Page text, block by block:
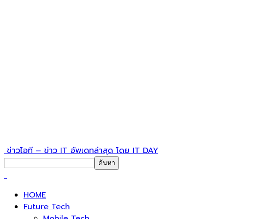
ข่าวไอที – ข่าว IT อัพเดทล่าสุด โดย IT DAY
HOME
Future Tech